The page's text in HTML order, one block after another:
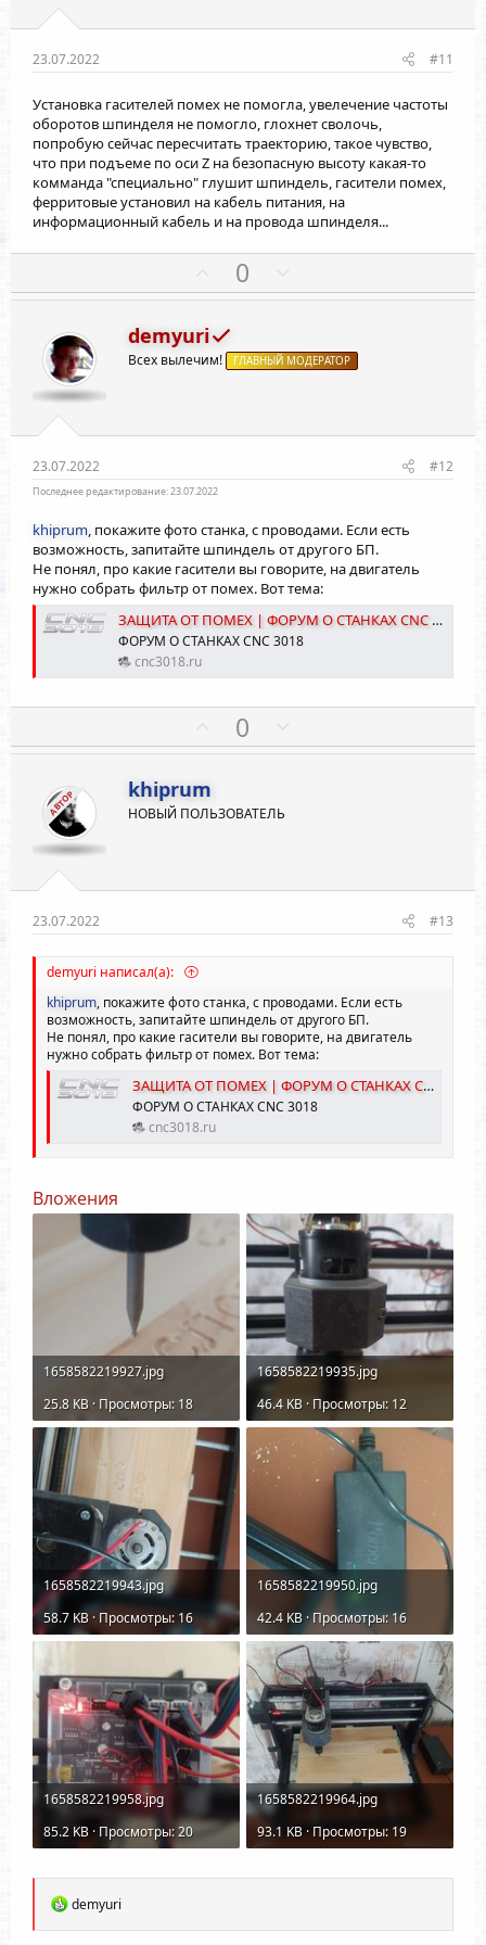
н
г
о
л
о
с
н
г
о
л
о
с
23.07.2022 #11
Установка гасителей помех не помогла, увелечение частоты
оборотов шпинделя не помогло, глохнет сволочь,
попробую сейчас пересчитать траекторию, такое чувство,
что при подъеме по оси Z на безопасную высоту какая-то
комманда "специально" глушит шпиндель, гасители помех,
ферритовые установил на кабель питания, на
информационный кабель и на провода шпинделя...
о
з
и
т
н
й
г
о
л
о
с
0
е
а
т
н
г
о
л
о
с
demyuri
Всех вылечим! ГЛАВНЫЙ МОДЕРАТОР
23.07.2022 #12
Последнее редактирование: 23.07.2022
khiprum , покажите фото станка, с проводами. Если есть
возможность, запитайте шпиндель от другого БП.
Не понял, про какие гасители вы говорите, на двигатель
нужно собрать фильтр от помех. Вот тема:
ЗАЩИТА ОТ ПОМЕХ | ФОРУМ О СТАНКАХ CNC 3018
ФОРУМ О СТАНКАХ CNC 3018
cnc3018.ru
о
и
т
н
о
л
о
с
0
е
н
о
л
о
с
АВТОР khiprum
НОВЫЙ ПОЛЬЗОВАТЕЛЬ
23.07.2022 #13
demyuri написал(а):
khiprum, покажите фото станка, с проводами. Если есть
возможность, запитайте шпиндель от другого БП.
Не понял, про какие гасители вы говорите, на двигатель
нужно собрать фильтр от помех. Вот тема:
ЗАЩИТА ОТ ПОМЕХ | ФОРУМ О СТАНКАХ CNC 3018
ФОРУМ О СТАНКАХ CNC 3018
cnc3018.ru
Вложения
1658582219927.jpg
25.8 KB · Просмотры: 18
1658582219935.jpg
46.4 KB · Просмотры: 12
1658582219943.jpg
58.7 KB · Просмотры: 16
1658582219950.jpg
42.4 KB · Просмотры: 16
1658582219958.jpg
85.2 KB · Просмотры: 20
1658582219964.jpg
93.1 KB · Просмотры: 19
Р
а
demyuri